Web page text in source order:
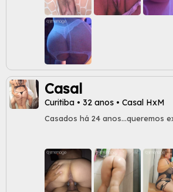
Casal
Curitiba • 32 anos • Casal HxM
Casados há 24 anos...queremos